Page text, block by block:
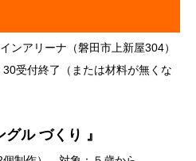
ンアリーナ（磐田市上新屋304）
30受付終了（または材料が無くな
ル づくり 』